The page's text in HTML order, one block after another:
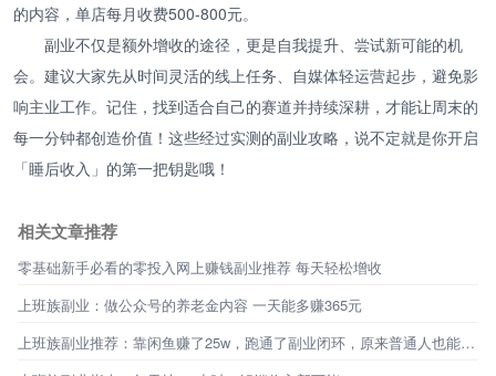
的内容，单店每月收费500-800元。
副业不仅是额外增收的途径，更是自我提升、尝试新可能的机
会。建议大家先从时间灵活的线上任务、自媒体轻运营起步，避免影
响主业工作。记住，找到适合自己的赛道并持续深耕，才能让周末的
每一分钟都创造价值！这些经过实测的副业攻略，说不定就是你开启
「睡后收入」的第一把钥匙哦！
相关文章推荐
零基础新手必看的零投入网上赚钱副业推荐 每天轻松增收
上班族副业：做公众号的养老金内容 一天能多赚365元
上班族副业推荐：靠闲鱼赚了25w，跑通了副业闭环，原来普通人也能不靠工资生活